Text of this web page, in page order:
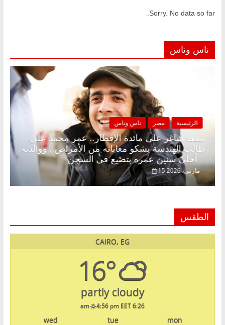
Sorry. No data so far.
ناس وناس
الرئيسية مصر ناس وناس
مقعد شاغر على مائدة الإفطار.. عمر محمد علي
طالب الهندسة يشكو معاناته من الأمراض.. ووالدته:
أحلى سنين عمره بتضيع في السجن
15 مارس، 2026
الطقس
CAIRO, EG
16°
partly cloudy
6:26 am
4:56 pm EET
mon
tue
wed